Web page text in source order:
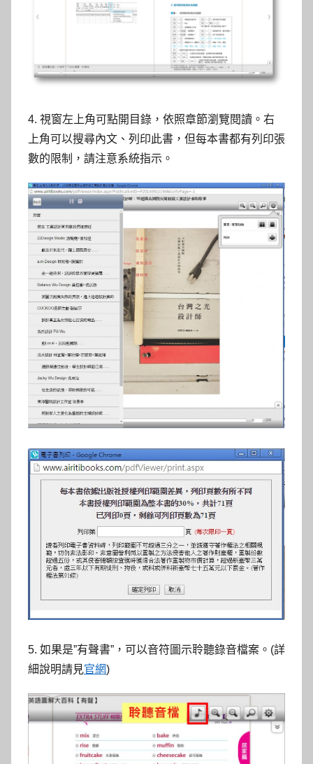
4. 視窗左上角可點開目錄，依照章節瀏覽閱讀。右
上角可以搜尋內文、列印此書，但每本書都有列印張
數的限制，請注意系統指示。
5. 如果是”有聲書”，可以音符圖示聆聽錄音檔案。(詳
細說明請見官網)